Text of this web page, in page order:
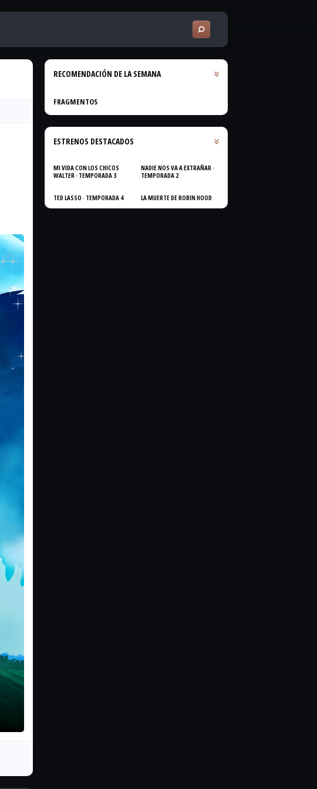
RECOMENDACIÓN DE LA SEMANA
FRAGMENTOS
ESTRENOS DESTACADOS
MI VIDA CON LOS CHICOS
WALTER · TEMPORADA 3
NADIE NOS VA A EXTRAÑAR ·
TEMPORADA 2
TED LASSO · TEMPORADA 4 LA MUERTE DE ROBIN HOOD